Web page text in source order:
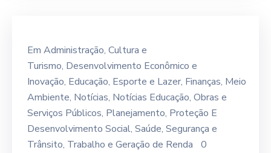
Em Administração‚ Cultura e
Turismo‚ Desenvolvimento Econômico e
Inovação‚ Educação‚ Esporte e Lazer‚ Finanças‚ Meio
Ambiente‚ Notícias‚ Notícias Educação‚ Obras e
Serviços Públicos‚ Planejamento‚ Proteção E
Desenvolvimento Social‚ Saúde‚ Segurança e
Trânsito‚ Trabalho e Geração de Renda 0